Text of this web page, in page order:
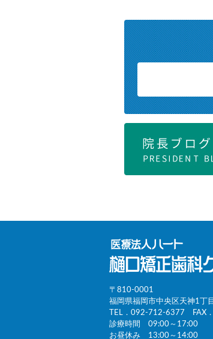
〒810-0001
福岡県福岡市中央区天神1
TEL． 092-712-6377 FAX
診療時間 09:00～17:00
お昼休み 13:00～14:00